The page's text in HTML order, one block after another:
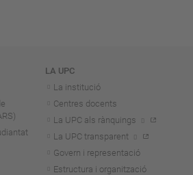
LA UPC
La institució
Centres docents
La UPC als rànquings
La UPC transparent
Govern i representació
Estructura i organització